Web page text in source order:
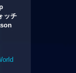
ッチ
年